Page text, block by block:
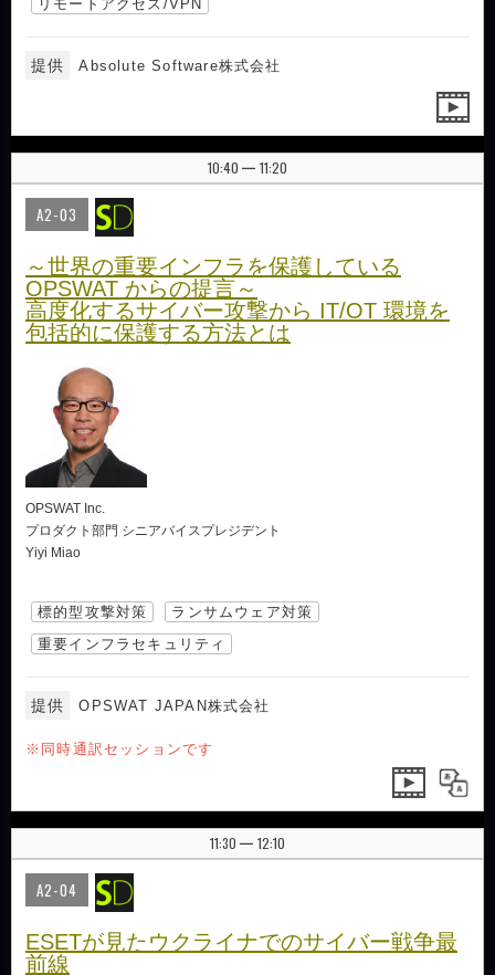
リモートアクセス/VPN
提供 Absolute Software株式会社
10:40 | 11:20
A2-03
～世界の重要インフラを保護している
OPSWAT からの提言～
高度化するサイバー攻撃から IT/OT 環境を
包括的に保護する方法とは
OPSWAT Inc.
プロダクト部門 シニアバイスプレジデント
Yiyi Miao
標的型攻撃対策
ランサムウェア対策
重要インフラセキュリティ
提供 OPSWAT JAPAN株式会社
※同時通訳セッションです
11:30 | 12:10
A2-04
ESETが見たウクライナでのサイバー戦争最
前線